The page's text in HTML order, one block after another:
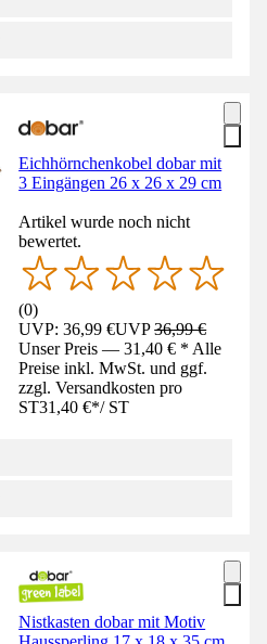
Eichhörnchenkobel dobar mit
3 Eingängen 26 x 26 x 29 cm
Artikel wurde noch nicht
bewertet.
(0)
UVP: 36,99 €UVP36,99 €
Unser Preis — 31,40 € * Alle
Preise inkl. MwSt. und ggf.
zzgl. Versandkosten pro
ST31,40 €*/ ST
Nistkasten dobar mit Motiv